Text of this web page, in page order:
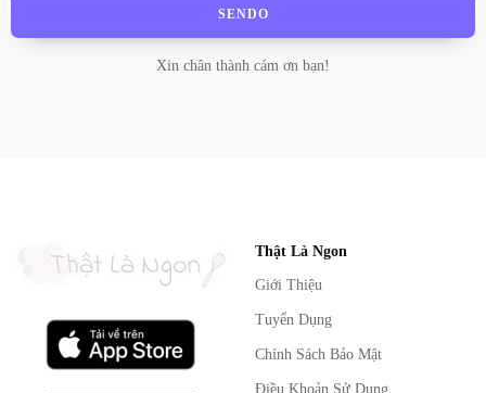
SENDO
Xin chân thành cám ơn bạn!
Thật Là Ngon
Giới Thiệu
Tuyển Dụng
Chính Sách Bảo Mật
Điều Khoản Sử Dụng